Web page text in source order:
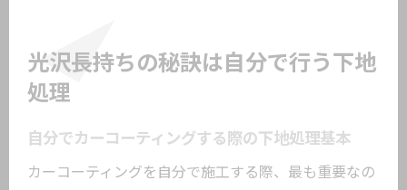
光沢長持ちの秘訣は自分で行う下地
処理
自分でカーコーティングする際の下地処理基本
カーコーティングを自分で施工する際、最も重要なの